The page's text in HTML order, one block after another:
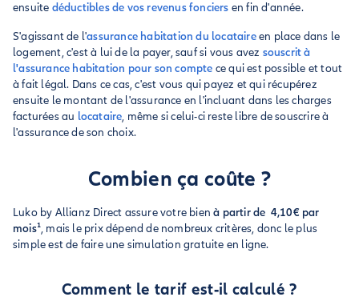
ensuite déductibles de vos revenus fonciers en fin d'année.
S'agissant de l'assurance habitation du locataireen place dans le
logement, c'est à lui de la payer, sauf si vous avez souscrit à
l'assurance habitation pour son compte ce qui est possible et tout
à fait légal. Dans ce cas, c'est vous qui payez et qui récupérez
ensuite le montant de l'assurance en l'incluant dans les charges
facturées au locataire, même si celui-ci reste libre de souscrire à
l'assurance de son choix.
Combien ça coûte ?
Luko by Allianz Direct assure votre bienà partir de 4,10€ par
mois¹, mais le prix dépend de nombreux critères, donc le plus
simple est de faire une simulation gratuite en ligne.
Comment le tarif est-il calculé ?